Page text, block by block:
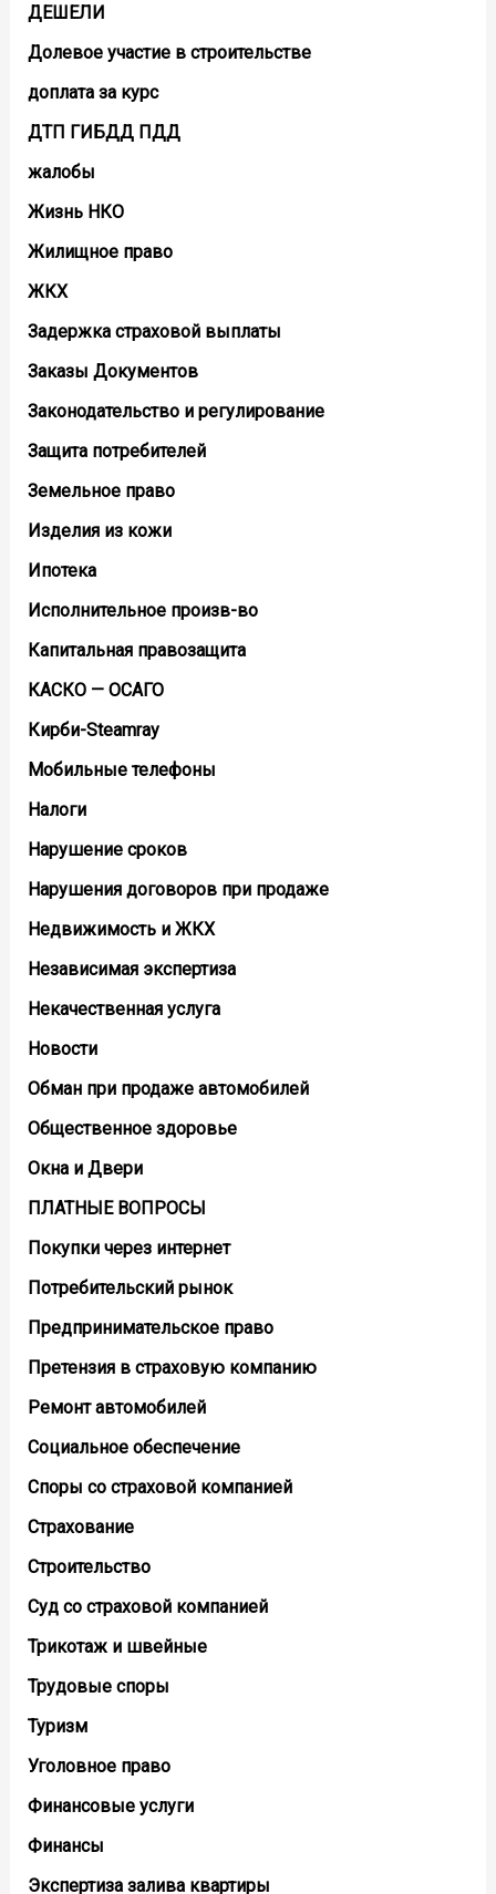
ДЕШЕЛИ
Долевое участие в строительстве
доплата за курс
ДТП ГИБДД ПДД
жалобы
Жизнь НКО
Жилищное право
ЖКХ
Задержка страховой выплаты
Заказы Документов
Законодательство и регулирование
Защита потребителей
Земельное право
Изделия из кожи
Ипотека
Исполнительное произв-во
Капитальная правозащита
КАСКО — ОСАГО
Кирби-Steamray
Мобильные телефоны
Налоги
Нарушение сроков
Нарушения договоров при продаже
Недвижимость и ЖКХ
Независимая экспертиза
Некачественная услуга
Новости
Обман при продаже автомобилей
Общественное здоровье
Окна и Двери
ПЛАТНЫЕ ВОПРОСЫ
Покупки через интернет
Потребительский рынок
Предпринимательское право
Претензия в страховую компанию
Ремонт автомобилей
Социальное обеспечение
Споры со страховой компанией
Страхование
Строительство
Суд со страховой компанией
Трикотаж и швейные
Трудовые споры
Туризм
Уголовное право
Финансовые услуги
Финансы
Экспертиза залива квартиры